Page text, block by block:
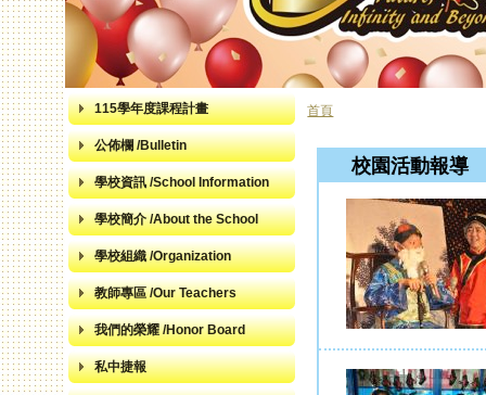
115學年度課程計畫
公佈欄 /Bulletin
學校資訊 /School Information
學校簡介 /About the School
學校組織 /Organization
教師專區 /Our Teachers
我們的榮耀 /Honor Board
私中捷報
首頁
校園活動報導